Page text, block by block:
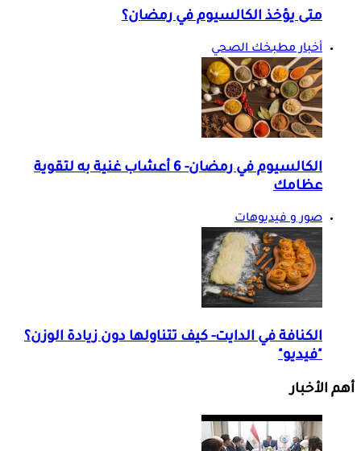
متى يؤخذ الكالسيوم في رمضان؟
أخبار مطبخك الصحي
الكالسيوم في رمضان- 6 أعشاب غنية به لتقوية
عظامك
صور و فيديوهات
الكنافة في الدايت- كيف تتناولها دون زيادة الوزن؟
"فيديو"
أهم الأخبار